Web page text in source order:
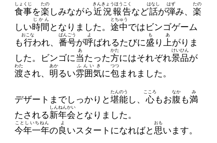
食事
しょくじ
を楽
たの
しみながら近況報告
きんきょうほうこく
など話
はなし
が弾
はず
み、楽
たの
しい時間
じかん
となりました。途中
とちゅう
ではビンゴゲーム
も行
おこな
われ、番号
ばんごう
が呼
よ
ばれるたびに盛
も
り 上
あ
がりま
した。ビンゴに当
あ
たった方
かた
にはそれぞれ景品
けいひん
が
渡
わた
され、 明
あか
るい雰囲気
ふんいき
に包
つつ
まれました。
デザートまでしっかりと堪能
たんのう
し、心
こころ
もお腹
なか
も満
み
たされる新年会
しんねんかい
となりました。
今年一年
ことしいちねん
の良
よ
いスタートになればと 思
おも
います。